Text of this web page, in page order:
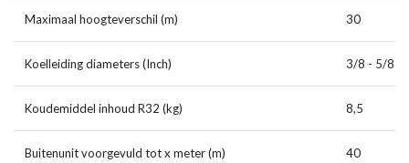
Maximaal hoogteverschil (m) 30
Koelleiding diameters (Inch) 3/8 - 5/8
Koudemiddel inhoud R32 (kg) 8,5
Buitenunit voorgevuld tot x meter (m) 40